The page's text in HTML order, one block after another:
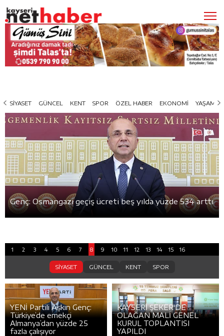
SİYASET GÜNCEL KENT SPOR ÖZEL HABER EKONOMİ YAŞAM
Genç: Osmangazi geçiş ücreti beş yılda yüzde 534 arttı
1 2 3 4 5 6 7 8 9 10 11 12 13 14 15 16
SİYASET GÜNCEL KENT SPOR
YENİ Partili Aşkın Genç:
Türkiye’de emekçi
Almanya’dan yüzde 25
fazla çalışıyor
KAYSERİ ŞEKER'DE
OLAĞAN MALİ GENEL
KURUL TOPLANTISI
YAPILDI